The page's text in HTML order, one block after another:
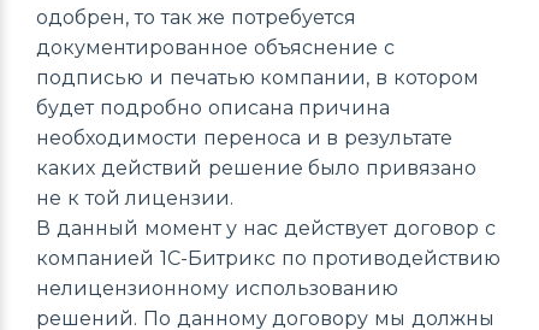
одобрен, то так же потребуется
документированное объяснение с
подписью и печатью компании, в котором
будет подробно описана причина
необходимости переноса и в результате
каких действий решение было привязано
не к той лицензии.
В данный момент у нас действует договор с
компанией 1С-Битрикс по противодействию
нелицензионному использованию
решений. По данному договору мы должны